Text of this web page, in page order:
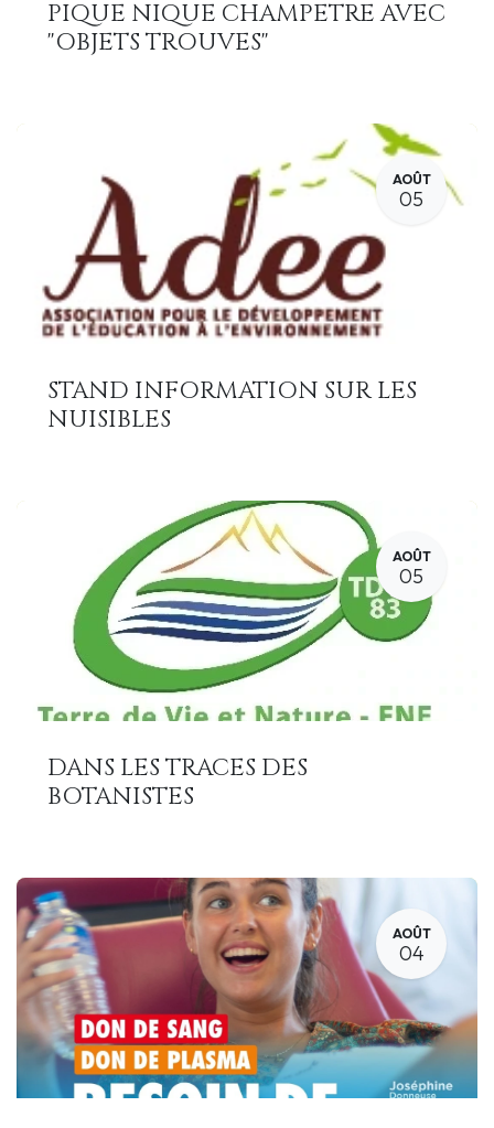
PIQUE NIQUE CHAMPETRE AVEC
"OBJETS TROUVES"
AOÛT
05
STAND INFORMATION SUR LES
NUISIBLES
AOÛT
05
DANS LES TRACES DES
BOTANISTES
AOÛT
04